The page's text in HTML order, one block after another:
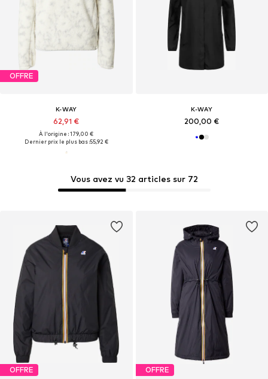
Vous avez vu 32 articles sur 72
OFFRE
K-WAY
62,91 €
À l'origine : 179,00 €
Dernier prix le plus bas :55,92 €
K-WAY
200,00 €
OFFRE OFFRE